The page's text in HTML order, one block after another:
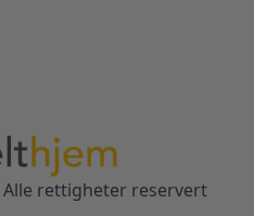
rettigheter reservert